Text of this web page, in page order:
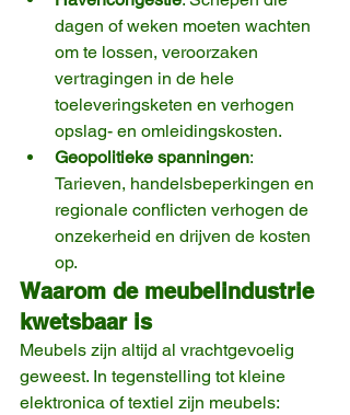
dagen of weken moeten wachten
om te lossen, veroorzaken
vertragingen in de hele
toeleveringsketen en verhogen
opslag- en omleidingskosten.
Geopolitieke spanningen:
Tarieven, handelsbeperkingen en
regionale conflicten verhogen de
onzekerheid en drijven de kosten
op.
Waarom de meubelindustrie
kwetsbaar is
Meubels zijn altijd al vrachtgevoelig
geweest. In tegenstelling tot kleine
elektronica of textiel zijn meubels: